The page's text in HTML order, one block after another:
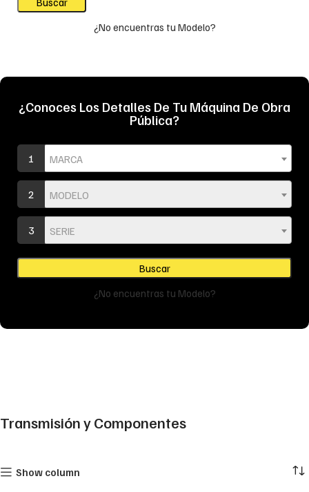
¿No encuentras tu Modelo?
¿Conoces Los Detalles De Tu Máquina De Obra
Pública?
1 MARCA
2 MODELO
3 SERIE
¿No encuentras tu Modelo?
Transmisión y Componentes
Show column